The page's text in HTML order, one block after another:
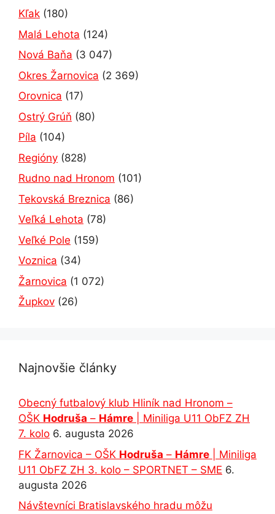
Kľak (180)
Malá Lehota (124)
Nová Baňa (3 047)
Okres Žarnovica (2 369)
Orovnica (17)
Ostrý Grúň (80)
Píla (104)
Regióny (828)
Rudno nad Hronom (101)
Tekovská Breznica (86)
Veľká Lehota (78)
Veľké Pole (159)
Voznica (34)
Žarnovica (1 072)
Župkov (26)
Najnovšie články
Obecný futbalový klub Hliník nad Hronom –
OŠK Hodruša – Hámre | Miniliga U11 ObFZ ZH
7. kolo 6. augusta 2026
FK Žarnovica – OŠK Hodruša – Hámre | Miniliga
U11 ObFZ ZH 3. kolo – SPORTNET – SME 6.
augusta 2026
Návštevníci Bratislavského hradu môžu